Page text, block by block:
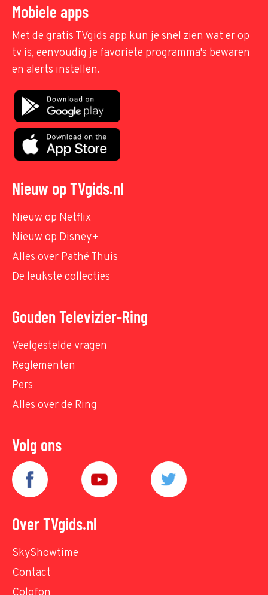
Mobiele apps
Met de gratis TVgids app kun je snel zien wat er op
tv is, eenvoudig je favoriete programma's bewaren
en alerts instellen.
Nieuw op TVgids.nl
Nieuw op Netflix
Nieuw op Disney+
Alles over Pathé Thuis
De leukste collecties
Gouden Televizier-Ring
Veelgestelde vragen
Reglementen
Pers
Alles over de Ring
Volg ons
Over TVgids.nl
SkyShowtime
Contact